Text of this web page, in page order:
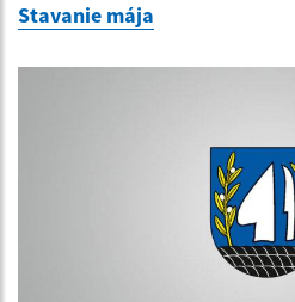
Stavanie mája